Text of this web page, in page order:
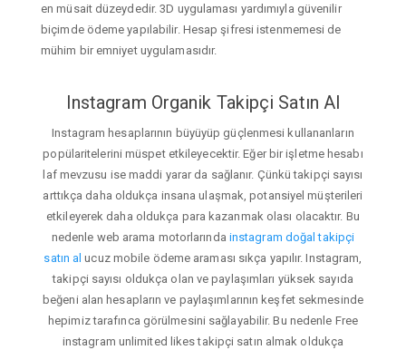
en müsait düzeydedir. 3D uygulaması yardımıyla güvenilir
biçimde ödeme yapılabilir. Hesap şifresi istenmemesi de
mühim bir emniyet uygulamasıdır.
Instagram Organik Takipçi Satın Al
Instagram hesaplarının büyüyüp güçlenmesi kullananların
popülaritelerini müspet etkileyecektir. Eğer bir işletme hesabı
laf mevzusu ise maddi yarar da sağlanır. Çünkü takipçi sayısı
arttıkça daha oldukça insana ulaşmak, potansiyel müşterileri
etkileyerek daha oldukça para kazanmak olası olacaktır. Bu
nedenle web arama motorlarında instagram doğal takipçi
satın al ucuz mobile ödeme araması sıkça yapılır. Instagram,
takipçi sayısı oldukça olan ve paylaşımları yüksek sayıda
beğeni alan hesapların ve paylaşımlarının keşfet sekmesinde
hepimiz tarafınca görülmesini sağlayabilir. Bu nedenle Free
instagram unlimited likes takipçi satın almak oldukça